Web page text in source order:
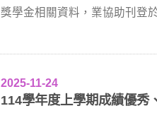
獎學金相關資料，業協助刊登
2025-11-24
114學年度上學期成績優秀